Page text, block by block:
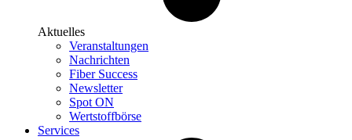
Aktuelles
Veranstaltungen
Nachrichten
Fiber Success
Newsletter
Spot ON
Wertstoffbörse
Services